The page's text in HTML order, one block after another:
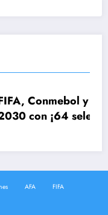
UEFA estudian el
AFA
FIFA